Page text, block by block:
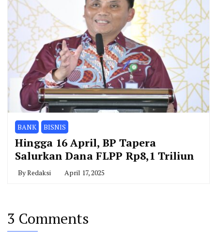
BANK BISNIS
Hingga 16 April, BP Tapera
Salurkan Dana FLPP Rp8,1 Triliun
ByRedaksi April 17, 2025
3 Comments